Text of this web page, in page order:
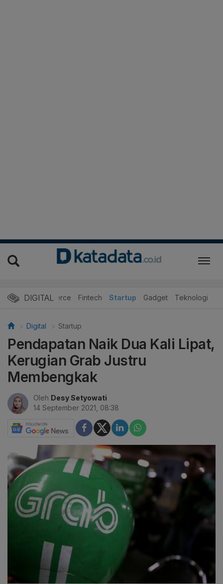
DIGITAL
E-Commerce Fintech Startup Gadget Teknologi
Digital Startup
Pendapatan Naik Dua Kali Lipat,
Kerugian Grab Justru
Membengkak
Oleh Desy Setyowati
14 September 2021, 08:38